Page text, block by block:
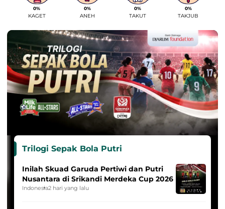
0%
KAGET
0%
ANEH
0%
TAKUT
0%
TAKJUB
Trilogi Sepak Bola Putri
Inilah Skuad Garuda Pertiwi dan Putri
Nusantara di Srikandi Merdeka Cup 2026
Indonesia2 hari yang lalu